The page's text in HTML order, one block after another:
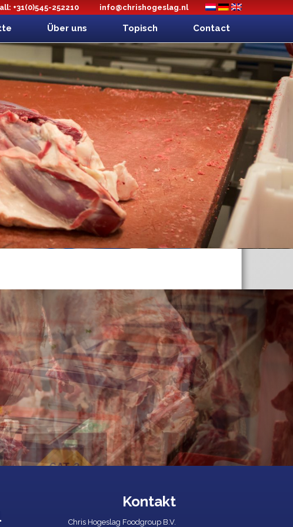
+31(0)545-252210 info@chrishogeslag.nl
Über uns Topisch Contact
Kontakt
Chris Hogeslag Foodgroup B.V.